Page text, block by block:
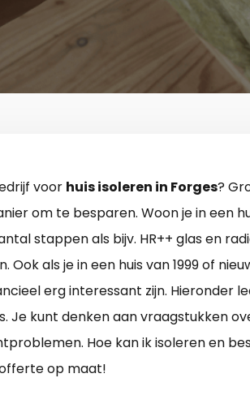
voor huis isoleren in Forges?
om te besparen. Woon je in een
stappen als bijv. HR++ glas en
Ook als je in een huis van 1999 of
erg interessant zijn. Hieronder
Je kunt denken aan vraagstukken
Hoe kan ik isoleren en
op maat!